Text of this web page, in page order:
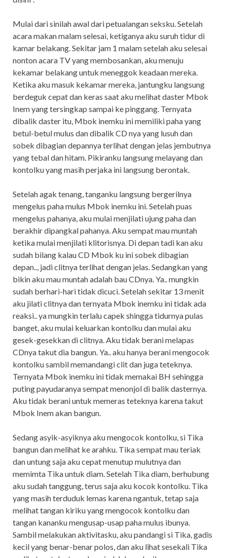
Mulai dari sinilah awal dari petualangan seksku. Setelah
acara makan malam selesai, ketiganya aku suruh tidur di
kamar belakang. Sekitar jam 1 malam setelah aku selesai
nonton acara TV yang membosankan, aku menuju
kekamar belakang untuk meneggok keadaan mereka.
Ketika aku masuk kekamar mereka, jantungku langsung
berdeguk cepat dan keras saat aku melihat daster Mbok
Inem yang tersingkap sampai ke pinggang. Ternyata
dibalik daster itu, Mbok inemku ini memiliki paha yang
betul-betul mulus dan dibalik CD nya yang lusuh dan
sobek dibagian depannya terlihat dengan jelas jembutnya
yang tebal dan hitam. Pikiranku langsung melayang dan
kontolku yang masih perjaka ini langsung berontak.
Setelah agak tenang, tanganku langsung bergerilnya
mengelus paha mulus Mbok inemku ini. Setelah puas
mengelus pahanya, aku mulai menjilati ujung paha dan
berakhir dipangkal pahanya. Aku sempat mau muntah
ketika mulai menjilati klitorisnya. Di depan tadi kan aku
sudah bilang kalau CD Mbok ku ini sobek dibagian
depan.., jadi clitnya terlihat dengan jelas. Sedangkan yang
bikin aku mau muntah adalah bau CDnya. Ya.. mungkin
sudah berhari-hari tidak dicuci. Setelah sekitar 13 menit
aku jilati clitnya dan ternyata Mbok inemku ini tidak ada
reaksi.. ya mungkin terlalu capek shingga tidurnya pulas
banget, aku mulai keluarkan kontolku dan mulai aku
gesek-gesekkan di clitnya. Aku tidak berani melapas
CDnya takut dia bangun. Ya.. aku hanya berani mengocok
kontolku sambil memandangi clit dan juga teteknya.
Ternyata Mbok inemku ini tidak memakai BH sehingga
puting payudaranya sempat menonjol di balik dasternya.
Aku tidak berani untuk memeras teteknya karena takut
Mbok Inem akan bangun.
Sedang asyik-asyiknya aku mengocok kontolku, si Tika
bangun dan melihat ke arahku. Tika sempat mau teriak
dan untung saja aku cepat menutup mulutnya dan
memimta Tika untuk diam. Setelah Tika diam, berhubung
aku sudah tanggung, terus saja aku kocok kontolku. Tika
yang masih terduduk lemas karena ngantuk, tetap saja
melihat tangan kiriku yang mengocok kontolku dan
tangan kananku mengusap-usap paha mulus ibunya.
Sambil melakukan aktivitasku, aku pandangi si Tika, gadis
kecil yang benar-benar polos, dan aku lihat sesekali Tika